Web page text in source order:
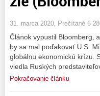
31. marca 2020, Prečítané 6
Článok vypustil Bloomberg,
by sa mal poďakovať U.S.
globálnu ekonomickú krízu.
viedla Ruských
Pokračovanie článku